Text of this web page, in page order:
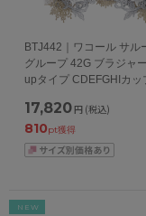
BTJ442｜ワコール サル
グループ 42G ブラジャ
upタイプ CDEFGHIカップ ア
17,820 円 (税込)
810pt獲得
NEW